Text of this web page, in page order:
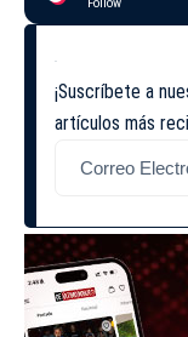
¡Suscríbete a
artículos más